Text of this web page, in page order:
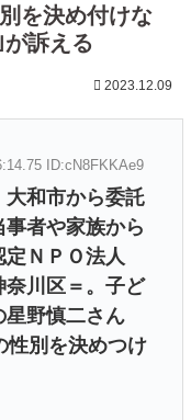
を決め付けな
訴える
2023.12.09
ID:cN8FKKAe9
和市から委託
者や家族から
ＮＰＯ法人
奈川区＝。子ど
星野慎二さん
性別を決めつけ